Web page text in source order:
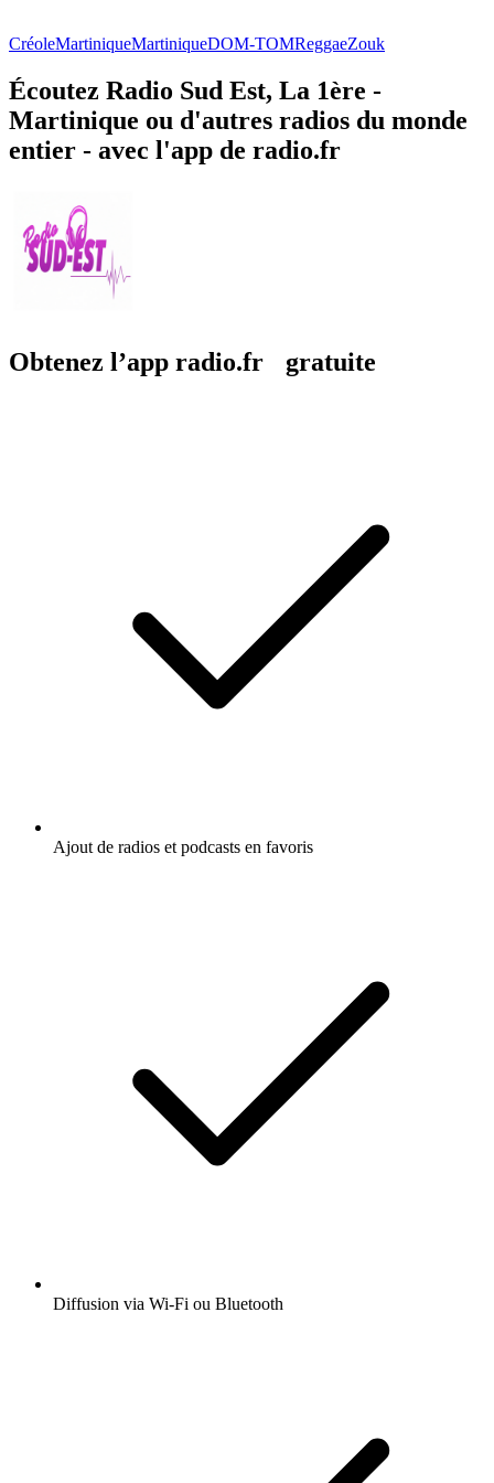
CréoleMartiniqueMartiniqueDOM-TOMReggaeZouk
Écoutez Radio Sud Est, La 1ère -
Martinique ou d'autres radios du monde
entier - avec l'app de radio.fr
Obtenez l’app radio.fr gratuite
Ajout de radios et podcasts en favoris
Diffusion via Wi-Fi ou Bluetooth